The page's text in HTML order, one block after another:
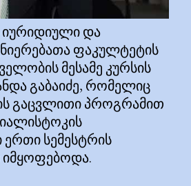
ᲘᲣᲠᲘᲓᲘᲣᲚᲘ ᲓᲐ
ᲤᲐᲙᲣᲚᲢᲔᲢᲘᲡ
ᲛᲔᲡᲐᲛᲔ ᲙᲣᲠᲡᲘᲡ
ᲒᲐᲑᲐᲘᲫᲔ, ᲠᲝᲛᲔᲚᲘᲪ
ᲘᲡ ᲒᲐᲪᲕᲚᲘᲗᲘ ᲞᲠᲝᲒᲠᲐᲛᲘᲗ
ᲔᲠᲗᲘ ᲡᲔᲛᲔᲡᲢᲠᲘᲡ
ᲘᲛᲧᲝᲤᲔᲑᲝᲓᲐ.